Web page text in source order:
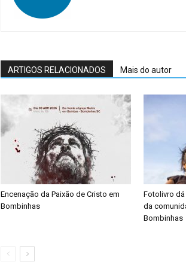
ARTIGOS RELACIONADOS Mais do autor
Encenação da Paixão de Cristo em
Bombinhas
Fotolivro
da
Bombinhas